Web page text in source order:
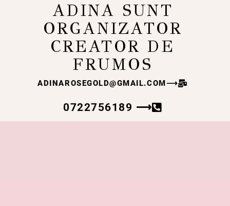
ADINA SUNT
ORGANIZATOR
CREATOR DE
FRUMOS
ADINAROSEGOLD@GMAIL.COM ⟶
0722756189 ⟶